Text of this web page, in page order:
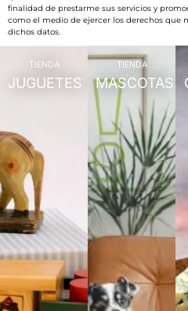
finalidad de prestarme sus servicios y
como el medio de ejercer los derechos que
dichos datos.
TIENDA
JUGUETES
TIENDA
MASCOTAS